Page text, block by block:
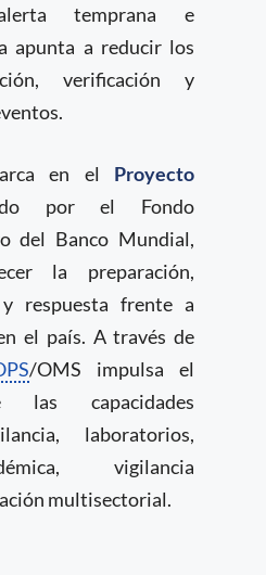
temprana e
apunta a reducir los
verificación y
en el Proyecto
por el Fondo
del Banco Mundial,
la preparación,
respuesta frente a
el país. A través de
/OMS impulsa el
las capacidades
laboratorios,
vigilancia
multisectorial.